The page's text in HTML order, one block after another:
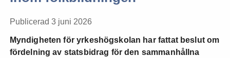
Publicerad 3 juni 2026
Myndigheten för yrkeshögskolan har fattat beslut om
fördelning av statsbidrag för den sammanhållna